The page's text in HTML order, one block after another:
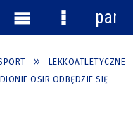
LEKKOATLETYCZNE
OSIR ODBĘDZIE SIĘ
Menu
główne
Menu
panel